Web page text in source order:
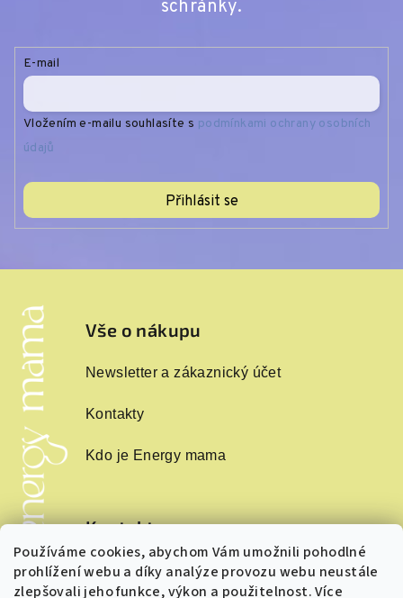
Používáme cookies, abychom Vám umožnili pohodlné
prohlížení webu a díky analýze provozu webu neustále
zlepšovali jeho funkce, výkon a použitelnost. Více
schránky.
E-mail
Vložením e-mailu souhlasíte s podmínkami ochrany osobních
údajů
Přihlásit se
Vše o nákupu
Newsletter a zákaznický účet
Kontakty
Kdo je Energy mama
Kontakt
info@energymama.cz
+420 724243874